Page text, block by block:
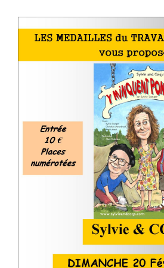
CONSEIL MUNICIPAL JEUNES
ETAT-CIVIL
ELECTIONS
PARTENAIRES DE LA VILLE
CULTURE
MÉDIATHÈQUE
ÉCOLE MUNICIPALE D'ARTS
ÉCOLE MUNICIPALE DE
ACTIVITÉS BIEN-ÊTRE
ÉCOLES/JEUNESSE
ÉCOLE MATERNELLE
ÉCOLE PRIMAIRE